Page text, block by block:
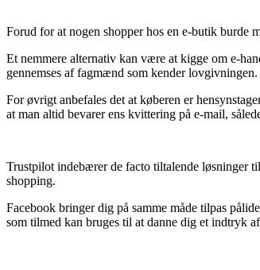
Forud for at nogen shopper hos en e-butik burde
Et nemmere alternativ kan være at kigge om e-
gennemses af fagmænd som kender
For øvrigt anbefales det at køberen er
at man altid bevarer ens kvittering på e-mail,
Trustpilot indebærer de facto tiltalende løsninger
shopping.
Facebook bringer dig på samme måde tilpas
som tilmed kan bruges til at danne dig et indtryk